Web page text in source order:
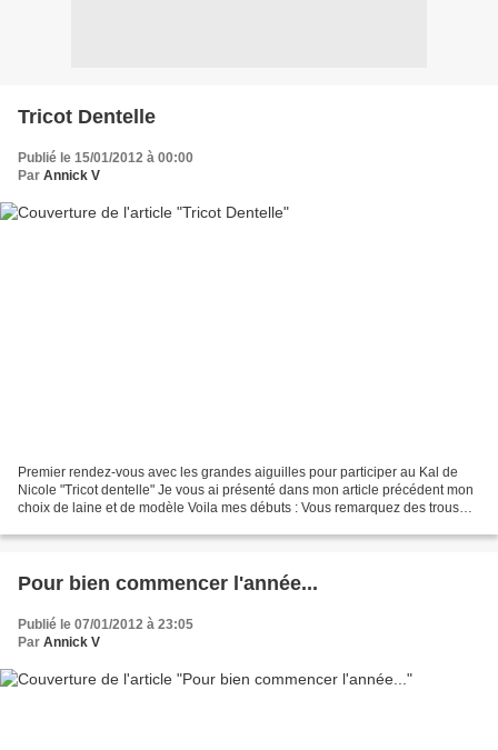
Tricot Dentelle
Publié le 15/01/2012 à 00:00
Par Annick V
Premier rendez-vous avec les grandes aiguilles pour participer au Kal de
Nicole "Tricot dentelle" Je vous ai présenté dans mon article précédent mon
choix de laine et de modèle Voila mes débuts : Vous remarquez des trous
Pour bien commencer l'année...
Publié le 07/01/2012 à 23:05
Par Annick V